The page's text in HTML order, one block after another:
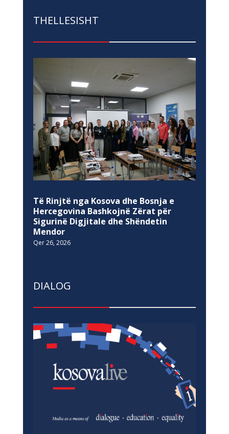
THELLESISHT
Të Rinjtë nga Kosova dhe Bosnja e
Hercegovina Bashkojnë Zërat për
Sigurinë Digjitale dhe Shëndetin
Mendor
Qer 26, 2026
DIALOG